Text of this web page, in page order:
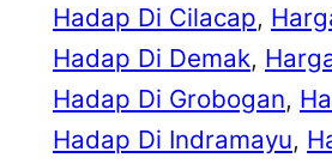
Hadap Di Cilacap,
Hadap Di Demak,
Hadap Di Grobogan,
Hadap Di Indramayu,